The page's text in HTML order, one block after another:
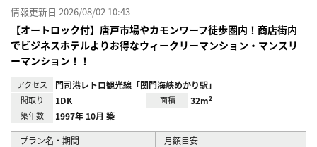
情報更新日 2026/08/02 10:43
【オートロック付】唐戸市場やカモンワーフ徒歩圏内！商店街内
でビジネスホテルよりお得なウィークリーマンション・マンスリ
ーマンション！！
アクセス 門司港レトロ観光線「関門海峡めかり駅」
間取り 1DK 面積 32m²
築年数 1997年 10月 築
プラン名・期間 月額目安